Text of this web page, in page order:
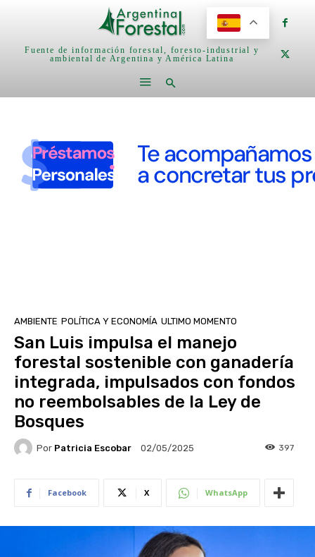
Fuente de información forestal, foresto-industrial y
ambiental de Argentina y América Latina
AMBIENTE POLÍTICA Y ECONOMÍA ULTIMO MOMENTO
San Luis impulsa el manejo
forestal sostenible con ganadería
integrada, impulsados con fondos
no reembolsables de la Ley de
Bosques
Por Patricia Escobar 02/05/2025 397
Facebook X WhatsApp